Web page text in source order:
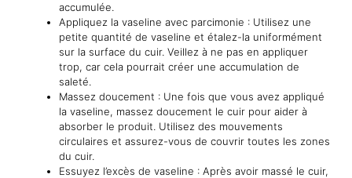
accumulée.
Appliquez la vaseline avec parcimonie : Utilisez une
petite quantité de vaseline et étalez-la uniformément
sur la surface du cuir. Veillez à ne pas en appliquer
trop, car cela pourrait créer une accumulation de
saleté.
Massez doucement : Une fois que vous avez appliqué
la vaseline, massez doucement le cuir pour aider à
absorber le produit. Utilisez des mouvements
circulaires et assurez-vous de couvrir toutes les zones
du cuir.
Essuyez l’excès de vaseline : Après avoir massé le cuir,